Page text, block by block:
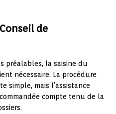
de
préalables, la saisine du
nécessaire. La procédure
simple, mais l’assistance
compte tenu de la